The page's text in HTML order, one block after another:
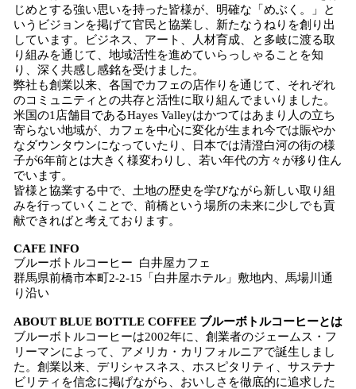
じめとする強い思いを持った皆様が、明確な「めぶく。」と
いうビジョンを掲げて官民と協業し、新たなうねりを創り出
しています。ビジネス、アート、人材育成、と多岐に渡る取
り組みを通じて、地域活性を進めていらっしゃることを知
り、深く共感し感銘を受けました。
弊社も創業以来、各国でカフェの店作りを通じて、それぞれ
のコミュニティとの共存と活性に取り組んでまいりました。
米国の1店舗目であるHayes Valleyはかつてはあまり人の立ち
寄らない地域が、カフェを中心に変化が生まれ今では賑やか
なダウンタウンになっていたり、日本では清澄白河の街の様
子が6年前とは大きく様変わりし、若い年代の方々が移り住ん
でいます。
皆様と協業する中で、土地の歴史を学びながら新しい取り組
みを行っていくことで、前橋という場所の未来に少しでも貢
献できればと考えております。
CAFE INFO
ブルーボトルコーヒー 白井屋カフェ
群馬県前橋市本町2-2-15「白井屋ホテル」敷地内、馬場川通
り沿い
ABOUT BLUE BOTTLE COFFEE ブルーボトルコーヒーとは
ブルーボトルコーヒーは2002年に、創業者のジェームス・フ
リーマンによって、アメリカ・カリフォルニアで誕生しまし
た。創業以来、デリシャスネス、ホスピタリティ、サステナ
ビリティを信念に掲げながら、おいしさを徹底的に追求した